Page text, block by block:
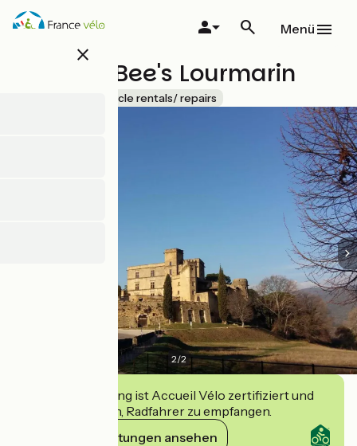
Direkt
zum
close
Menü
Stations Bee's Lourmarin
Bicycle rentals/ repairs
2/2
Diese Einrichtung ist Accueil Vélo zertifiziert und
verpflichtet sich, Radfahrer zu empfangen.
Ihre Verpflichtungen ansehen